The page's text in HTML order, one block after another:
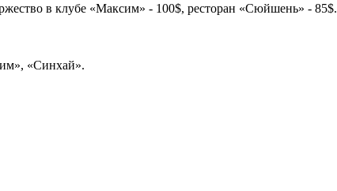
в клубе «Максим» - 100$, ресторан «Сюйшень» - 85$.
«Синхай».